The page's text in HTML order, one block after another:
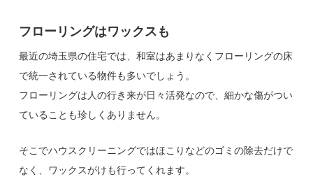
フローリングはワックスも
最近の埼玉県の住宅では、和室はあまりなくフローリングの床
で統一されている物件も多いでしょう。
フローリングは人の行き来が日々活発なので、細かな傷がつい
ていることも珍しくありません。
そこでハウスクリーニングではほこりなどのゴミの除去だけで
なく、ワックスがけも行ってくれます。